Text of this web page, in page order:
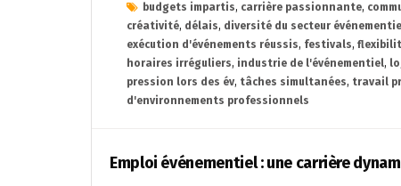
budgets impartis, carrière passionnante,
créativité, délais, diversité du secteur
exécution d'événements réussis, festivals,
horaires irréguliers, industrie de l'événementiel,
pression lors des év, tâches simultanées, travail
d'environnements professionnels
Emploi événementiel : une carrière